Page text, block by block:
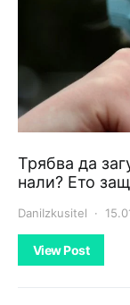
Трябва да
нали? Ето
DaniIzkusitel
View Post